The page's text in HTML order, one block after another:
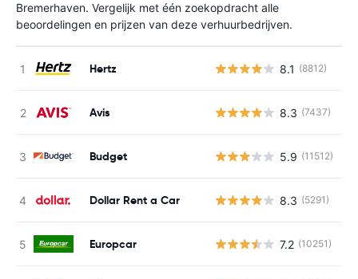
Bremerhaven. Vergelijk met één zoekopdracht alle
beoordelingen en prijzen van deze verhuurbedrijven.
Hertz 8.1 (8812)
Avis 8.3 (7437)
Budget 5.9 (11512)
Dollar Rent a Car 8.3 (5291)
Europcar 7.2 (10251)